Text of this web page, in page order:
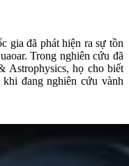
gia đã phát hiện ra sự tồn
Trong nghiên cứu đã
Astrophysics, họ cho biết
đang nghiên cứu vành